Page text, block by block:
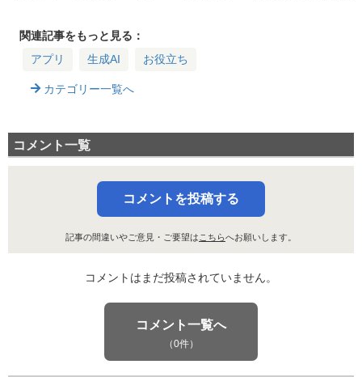
ールの期間と割引率
関連記事をもっと見る：
アプリ
生成AI お役立ち
カテゴリー一覧へ
コメント一覧
コメントを投稿する
記事の間違いやご意見・ご要望は こちらへお願いします。
コメントはまだ投稿されていません。
コメント一覧へ
（0件）